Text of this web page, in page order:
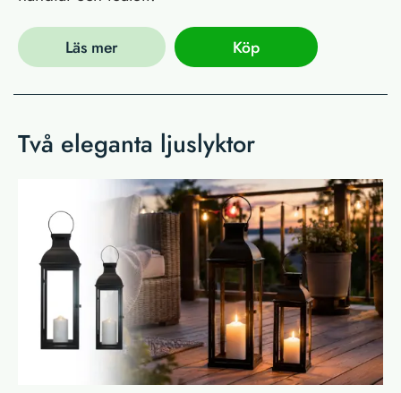
Läs mer Köp
Två eleganta ljuslyktor